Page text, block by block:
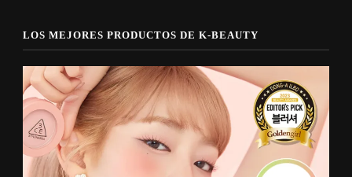
LOS MEJORES PRODUCTOS DE K-BEAUTY